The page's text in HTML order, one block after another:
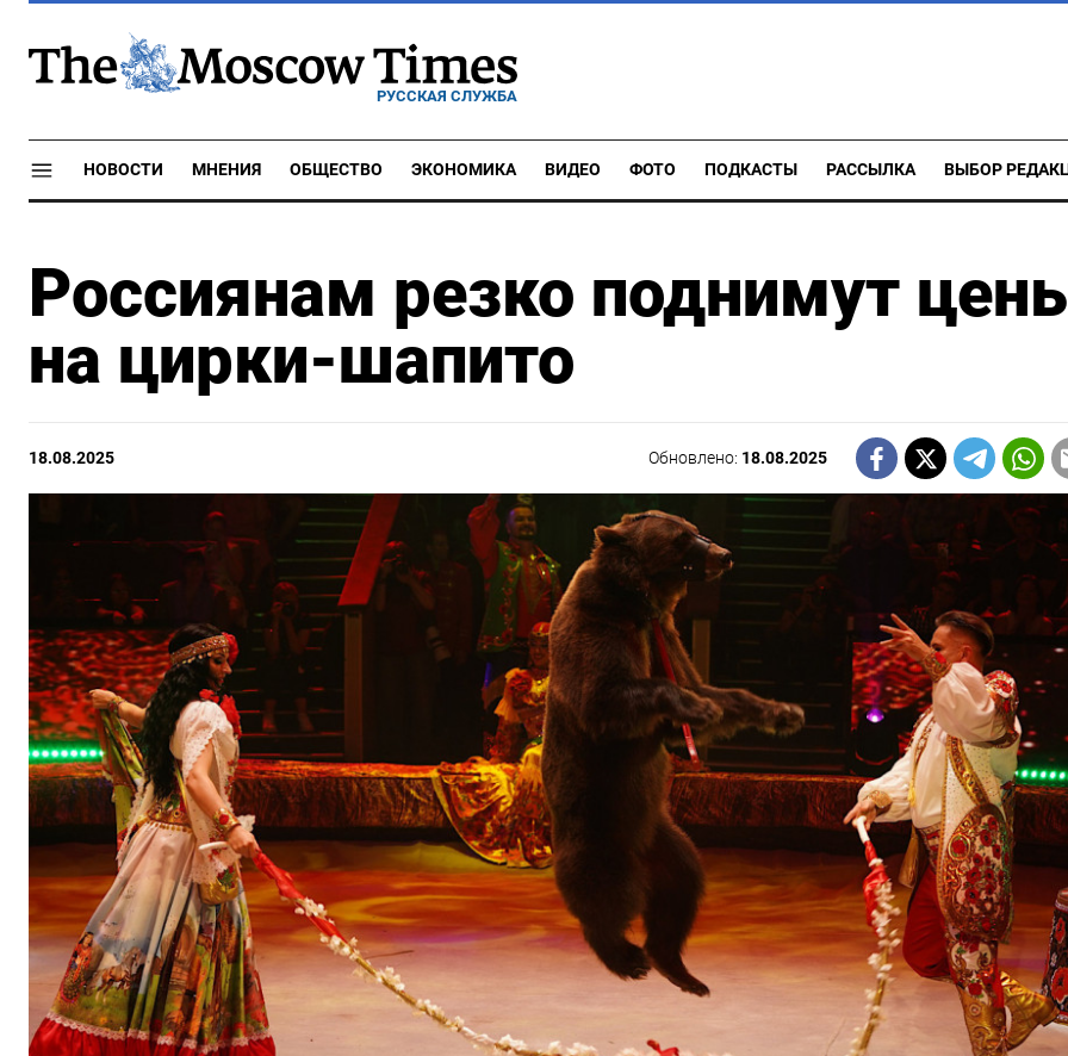
РУССКАЯ СЛУЖБА
НОВОСТИ МНЕНИЯ ОБЩЕСТВО ЭКОНОМИКА ВИДЕО ФОТО ПОДКАСТЫ РАССЫЛКА ВЫБОР
Россиянам резко поднимут
на цирки-шапито
18.08.2025 Обновлено: 18.08.2025